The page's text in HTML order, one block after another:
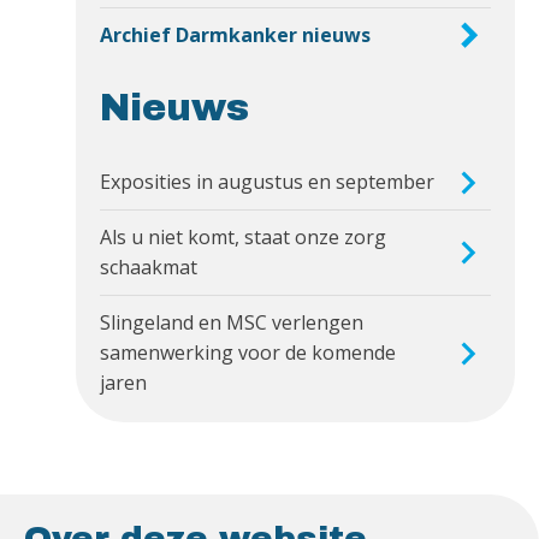
Archief Darmkanker nieuws
Nieuws
Exposities in augustus en september
Als u niet komt, staat onze zorg
schaakmat
Slingeland en MSC verlengen
samenwerking voor de komende
jaren